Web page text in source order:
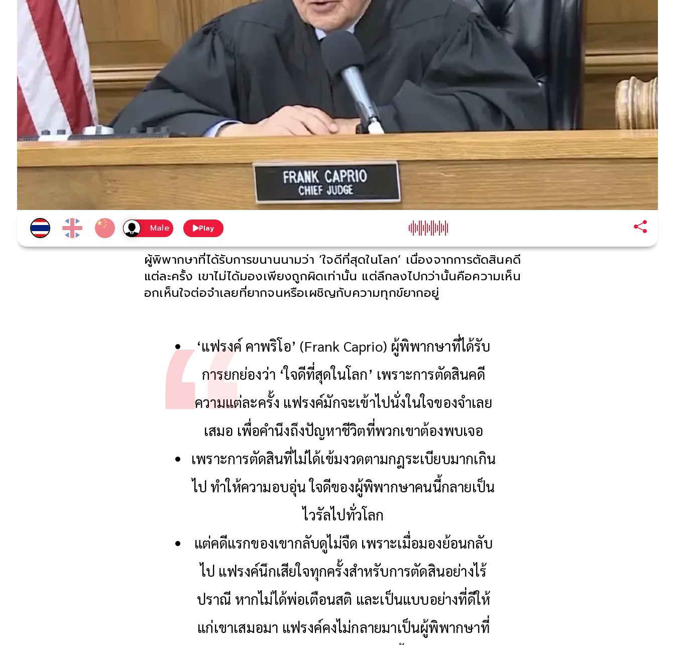
Play
ผู้พิพากษาที่ได้รับการขนานนามว่า ‘ใจดีที่สุดในโลก’ เนื่องจากการตัดสินคดี
แต่ละครั้ง เขาไม่ได้มองเพียงถูกผิดเท่านั้น แต่ลึกลงไปกว่านั้นคือความเห็น
อกเห็นใจต่อจำเลยที่ยากจนหรือเผชิญกับความทุกข์ยากอยู่
‘แฟรงค์ คาพริโอ’ (Frank Caprio) ผู้พิพากษาที่ได้รับ
การยกย่องว่า ‘ใจดีที่สุดในโลก’ เพราะการตัดสินคดี
ความแต่ละครั้ง แฟรงค์มักจะเข้าไปนั่งในใจของจำเลย
เสมอ เพื่อคำนึงถึงปัญหาชีวิตที่พวกเขาต้องพบเจอ
เพราะการตัดสินที่ไม่ได้เข้มงวดตามกฎระเบียบมากเกิน
ไป ทำให้ความอบอุ่น ใจดีของผู้พิพากษาคนนี้กลายเป็น
ไวรัลไปทั่วโลก
แต่คดีแรกของเขากลับดูไม่จืด เพราะเมื่อมองย้อนกลับ
ไป แฟรงค์นึกเสียใจทุกครั้งสำหรับการตัดสินอย่างไร้
ปราณี หากไม่ได้พ่อเตือนสติ และเป็นแบบอย่างที่ดีให้
แก่เขาเสมอมา แฟรงค์คงไม่กลายมาเป็นผู้พิพากษาที่